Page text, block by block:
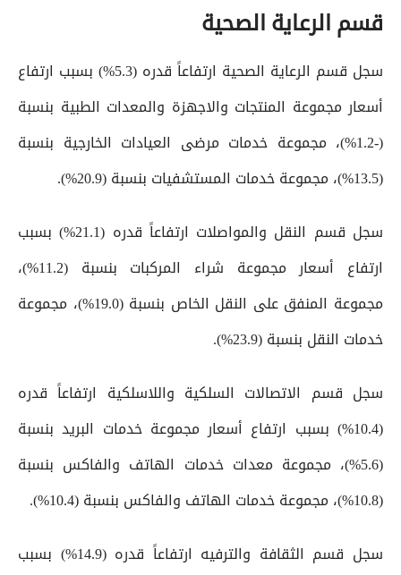
قسم الرعاية الصحية
سجل قسم الرعاية الصحية ارتفاعاً قدره (5.3%) بسبب ارتفاع
أسعار مجموعة المنتجات والاجهزة والمعدات الطبية بنسبة
(-1.2%)، مجموعة خدمات مرضى العيادات الخارجية بنسبة
(13.5%)، مجموعة خدمات المستشفيات بنسبة (20.9%).
سجل قسم النقل والمواصلات ارتفاعاً قدره (21.1%) بسبب
ارتفاع أسعار مجموعة شراء المركبات بنسبة (11.2%)،
مجموعة المنفق على النقل الخاص بنسبة (19.0%)، مجموعة
خدمات النقل بنسبة (23.9%).
سجل قسم الاتصالات السلكية واللاسلكية ارتفاعاً قدره
(10.4%) بسبب ارتفاع أسعار مجموعة خدمات البريد بنسبة
(5.6%)، مجموعة معدات خدمات الهاتف والفاكس بنسبة
(10.8%)، مجموعة خدمات الهاتف والفاكس بنسبة (10.4%).
سجل قسم الثقافة والترفيه ارتفاعاً قدره (14.9%) بسبب